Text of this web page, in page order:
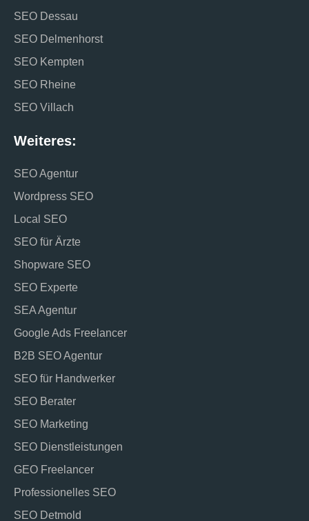
SEO Dessau
SEO Delmenhorst
SEO Kempten
SEO Rheine
SEO Villach
Weiteres:
SEO Agentur
Wordpress SEO
Local SEO
SEO für Ärzte
Shopware SEO
SEO Experte
SEA Agentur
Google Ads Freelancer
B2B SEO Agentur
SEO für Handwerker
SEO Berater
SEO Marketing
SEO Dienstleistungen
GEO Freelancer
Professionelles SEO
SEO Detmold